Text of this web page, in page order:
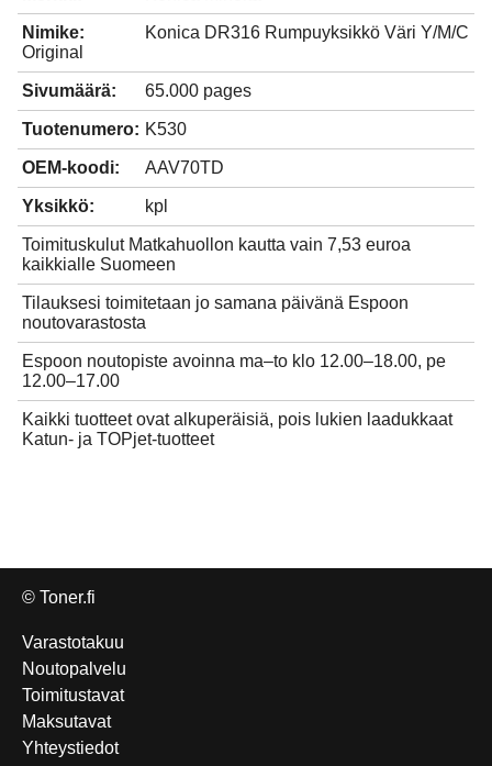
Nimike:
Konica DR316 Rumpuyksikkö Väri Y/M/C
Original
Sivumäärä: 65.000 pages
Tuotenumero: K530
OEM-koodi: AAV70TD
Yksikkö: kpl
Toimituskulut Matkahuollon kautta vain 7,53 euroa
kaikkialle Suomeen
Tilauksesi toimitetaan jo samana päivänä Espoon
noutovarastosta
Espoon noutopiste avoinna ma–to klo 12.00–18.00, pe
12.00–17.00
Kaikki tuotteet ovat alkuperäisiä, pois lukien laadukkaat
Katun- ja TOPjet-tuotteet
© Toner.fi
Varastotakuu
Noutopalvelu
Toimitustavat
Maksutavat
Yhteystiedot